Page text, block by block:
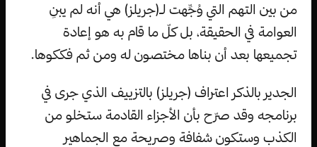
من بين التهم التي وُجِّهت لـ(جريلز) هي أنه لم يبنِ
العوامة في الحقيقة، بل كلّ ما قام به هو إعادة
تجميعها بعد أن بناها مختصون له ومن ثم فككوها.
الجدير بالذكر اعتراف (جريلز) بالتزييف الذي جرى في
برنامجه وقد صرّح بأن الأجزاء القادمة ستخلو من
الكذب وستكون شفافة وصريحة مع الجماهير